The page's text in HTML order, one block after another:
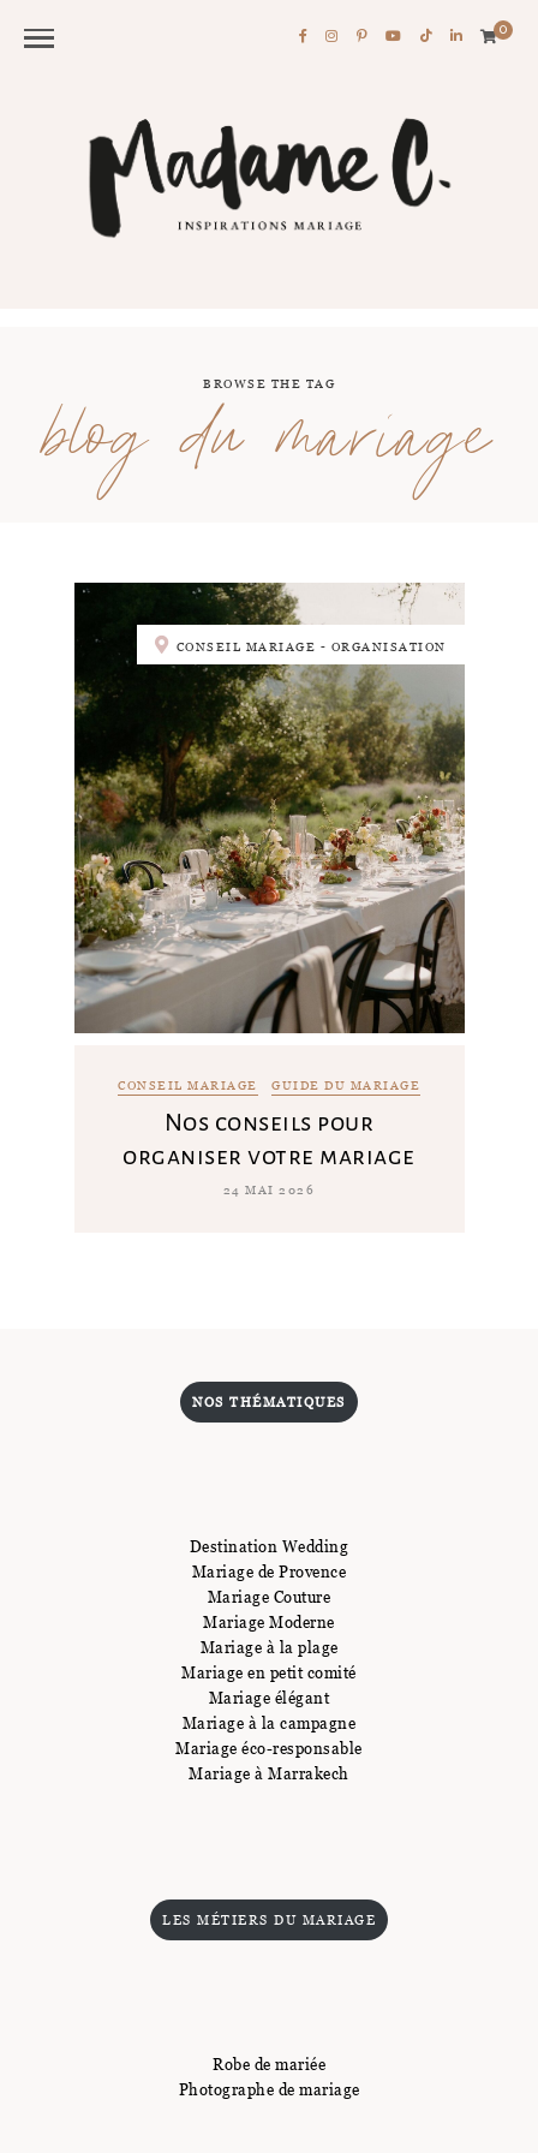
0
BROWSE THE TAG
blog du mariage
CONSEIL MARIAGE - ORGANISATION
CONSEIL MARIAGE GUIDE DU MARIAGE
Nos conseils pour
organiser votre mariage
24 MAI 2026
NOS THÉMATIQUES
Destination Wedding
Mariage de Provence
Mariage Couture
Mariage Moderne
Mariage à la plage
Mariage en petit comité
Mariage élégant
Mariage à la campagne
Mariage éco-responsable
Mariage à Marrakech
LES MÉTIERS DU MARIAGE
Robe de mariée
Photographe de mariage